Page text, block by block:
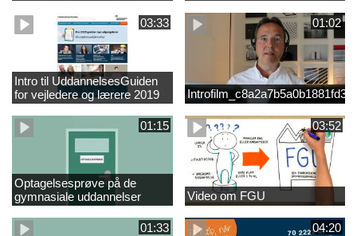
03:33
Intro til UddannelsesGuiden
for vejledere og lærere 2019
01:02
01:15
Optagelsesprøve på de
gymnasiale uddannelser
03:52
Video om FGU
01:33 04:20